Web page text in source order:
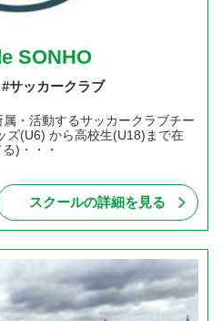
SONHO
サッカークラブ
・活動するサッカークラブチー
ズ(U6) から高校生(U18)まで在
)・・・
スクールの詳細を見る